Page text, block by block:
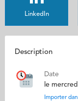
LinkedIn
Description
Date
le
Importer